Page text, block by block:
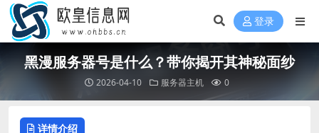
登录
黑漫服务器号是什么？带你揭开其神秘面纱
2026-04-10 服务器主机 0
详情介绍